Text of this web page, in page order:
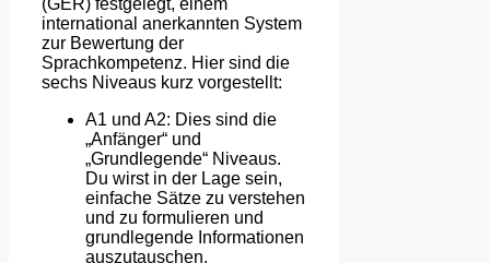
international anerkannten System
zur Bewertung der
Sprachkompetenz. Hier sind die
sechs Niveaus kurz vorgestellt:
A1 und A2: Dies sind die
„Anfänger“ und
„Grundlegende“ Niveaus.
Du wirst in der Lage sein,
einfache Sätze zu verstehen
und zu formulieren und
grundlegende Informationen
auszutauschen.